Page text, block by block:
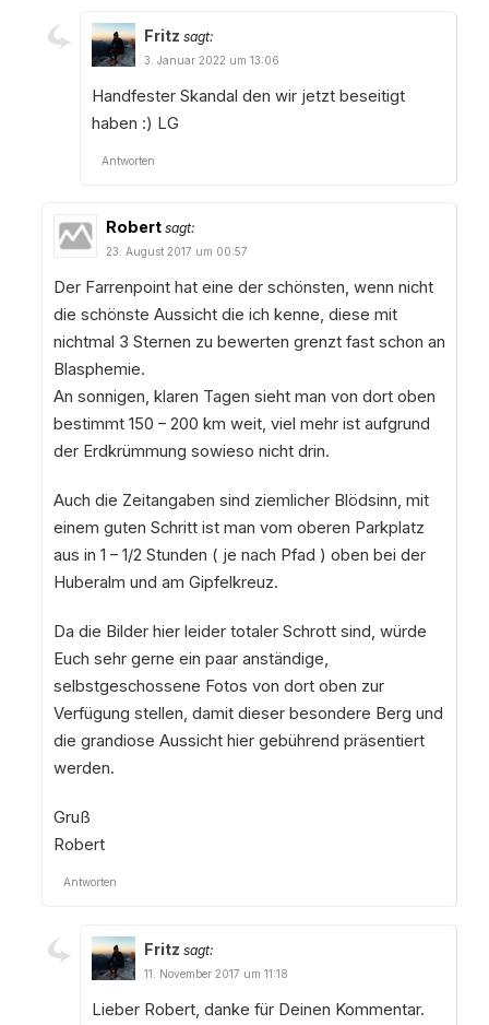
Fritz sagt:
3. Januar 2022 um 13:06
Handfester Skandal den wir jetzt beseitigt
haben :) LG
Antworten
Robert sagt:
23. August 2017 um 00:57
Der Farrenpoint hat eine der schönsten, wenn nicht
die schönste Aussicht die ich kenne, diese mit
nichtmal 3 Sternen zu bewerten grenzt fast schon an
Blasphemie.
An sonnigen, klaren Tagen sieht man von dort oben
bestimmt 150 – 200 km weit, viel mehr ist aufgrund
der Erdkrümmung sowieso nicht drin.
Auch die Zeitangaben sind ziemlicher Blödsinn, mit
einem guten Schritt ist man vom oberen Parkplatz
aus in 1 – 1/2 Stunden ( je nach Pfad ) oben bei der
Huberalm und am Gipfelkreuz.
Da die Bilder hier leider totaler Schrott sind, würde
Euch sehr gerne ein paar anständige,
selbstgeschossene Fotos von dort oben zur
Verfügung stellen, damit dieser besondere Berg und
die grandiose Aussicht hier gebührend präsentiert
werden.
Gruß
Robert
Antworten
Fritz sagt:
11. November 2017 um 11:18
Lieber Robert, danke für Deinen Kommentar.